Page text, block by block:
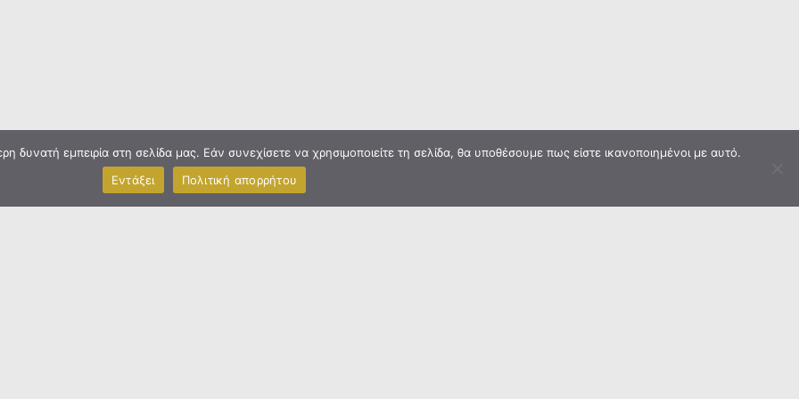
εμπειρία στη σελίδα μας. Εάν συνεχίσετε να χρησιμοποιείτε τη σελίδα, θα υποθέσουμε πως είστε ικανοποιημένοι με αυτό.
Εντάξει
Πολιτική απορρήτου